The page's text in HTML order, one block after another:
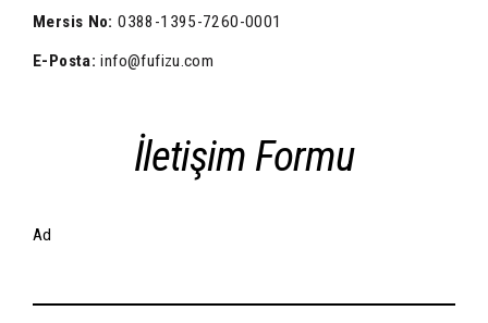
Mersis No: 0388-1395-7260-0001
E-Posta: info@fufizu.com
İletişim Formu
Ad